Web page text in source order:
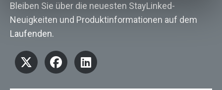
Bleiben Sie über die neuesten StayLinked-
Neuigkeiten und Produktinformationen auf dem
Laufenden.